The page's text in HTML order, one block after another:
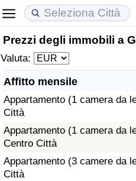
Prezzi degli immobili a
Valuta:
Affitto mensile
Appartamento (1 camera da
Città
Appartamento (1 camera da
Centro Città
Appartamento (3 camere da
Città
Costo della vita
Indice Del Costo Della Vita
Indice Del Costo Della Vita
Indice del Costo della Vita
ad Aqaba
Prezzi degli immobili
Indice del Prezzo delle
Indice del Prezzo delle
Indice del Prezzo delle
Qualità della Vita
Indice della Qualità della Vita
Indice della Qualità della
Indice della qualità della
Criminalità